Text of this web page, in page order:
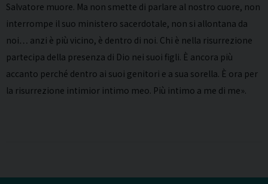
Salvatore muore. Ma non smette di parlare al nostro cuore, non
interrompe il suo ministero sacerdotale, non si allontana da
noi… anzi è più vicino, è dentro di noi. Chi è nella risurrezione
partecipa della presenza di Dio nei suoi figli. È ancora più
accanto perché dentro ai suoi genitori e a sua sorella. È ora per
la risurrezione intimior intimo meo. Più intimo a me di me».